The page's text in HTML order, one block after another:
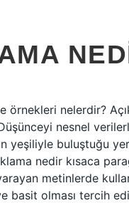
örnekleri nelerdir?
nesnel
yeşiliyle buluştuğu
nedir kısaca
metinlerde
basit olması tercih